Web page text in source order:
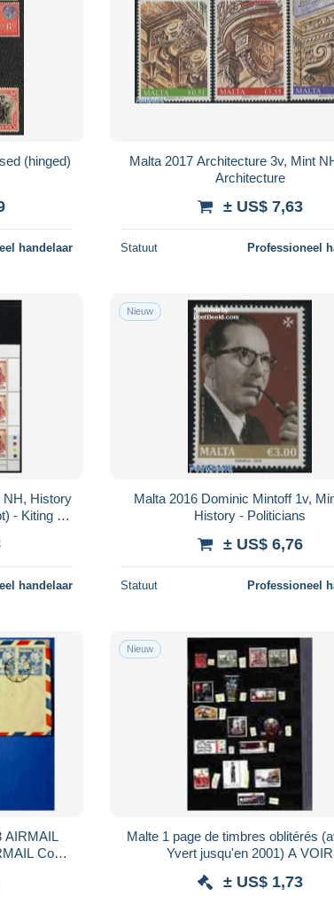
(hinged)
handelaar
Malta 2017 Architecture 3v, Mint
Architecture
± US$ 7,63
Statuut Professioneel
NH, History
- Kiting -
handelaar
Nieuw
Malta 2016 Dominic Mintoff 1v,
History - Politicians
± US$ 6,76
Statuut Professioneel
AIRMAIL
Cover
Nieuw
Malte 1 page de timbres oblitérés
Yvert jusqu'en 2001) A VOIR
± US$ 1,73